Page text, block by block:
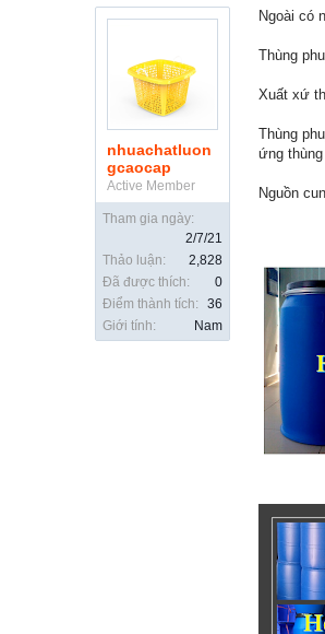
nhuachatluon
gcaocap
Active Member
Tham gia ngày:
2/7/21
Thảo luận:
2,828
Đã được thích:
0
Điểm thành tích:
36
Giới tính:
Nam
Ngoài có
Thùng
Xuất xứ
Thùng
ứng
Nguồn